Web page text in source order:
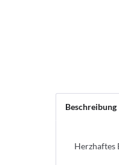
Beschreibung
Herzhaftes